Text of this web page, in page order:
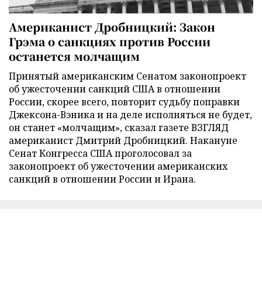
Американист Дробницкий: Закон
Грэма о санкциях против России
останется молчащим
Принятый американским Сенатом законопроект
об ужесточении санкций США в отношении
России, скорее всего, повторит судьбу поправки
Джексона-Вэника и на деле исполняться не будет,
он станет «молчащим», сказал газете ВЗГЛЯД
американист Дмитрий Дробницкий. Накануне
Сенат Конгресса США проголосовал за
законопроект об ужесточении американских
санкций в отношении России и Ирана.